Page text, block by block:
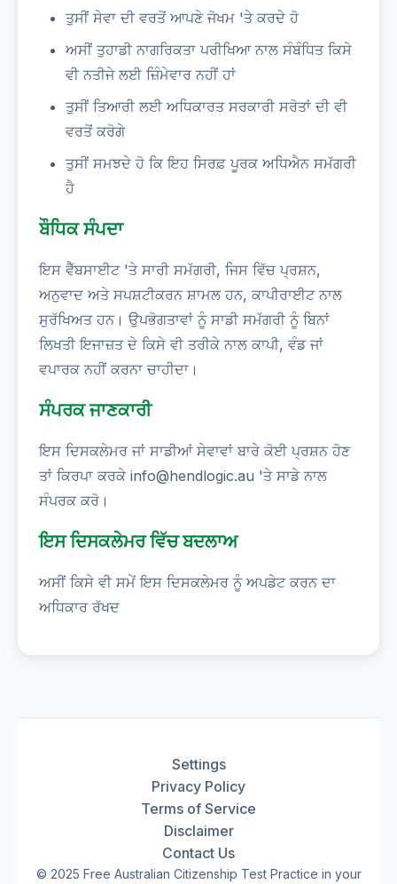
ਤੁਸੀਂ ਸੇਵਾ ਦੀ ਵਰਤੋਂ ਆਪਣੇ ਜੋਖਮ 'ਤੇ ਕਰਦੇ ਹੋ
ਅਸੀਂ ਤੁਹਾਡੀ ਨਾਗਰਿਕਤਾ ਪਰੀਖਿਆ ਨਾਲ ਸੰਬੰਧਿਤ ਕਿਸੇ
ਵੀ ਨਤੀਜੇ ਲਈ ਜ਼ਿੰਮੇਵਾਰ ਨਹੀਂ ਹਾਂ
ਤੁਸੀਂ ਤਿਆਰੀ ਲਈ ਅਧਿਕਾਰਤ ਸਰਕਾਰੀ ਸਰੋਤਾਂ ਦੀ ਵੀ
ਵਰਤੋਂ ਕਰੋਗੇ
ਤੁਸੀਂ ਸਮਝਦੇ ਹੋ ਕਿ ਇਹ ਸਿਰਫ਼ ਪੂਰਕ ਅਧਿਐਨ ਸਮੱਗਰੀ
ਹੈ
ਬੌਧਿਕ ਸੰਪਦਾ
ਇਸ ਵੈੱਬਸਾਈਟ 'ਤੇ ਸਾਰੀ ਸਮੱਗਰੀ, ਜਿਸ ਵਿੱਚ ਪ੍ਰਸ਼ਨ,
ਅਨੁਵਾਦ ਅਤੇ ਸਪਸ਼ਟੀਕਰਨ ਸ਼ਾਮਲ ਹਨ, ਕਾਪੀਰਾਈਟ ਨਾਲ
ਸੁਰੱਖਿਅਤ ਹਨ। ਉਪਭੋਗਤਾਵਾਂ ਨੂੰ ਸਾਡੀ ਸਮੱਗਰੀ ਨੂੰ ਬਿਨਾਂ
ਲਿਖਤੀ ਇਜਾਜ਼ਤ ਦੇ ਕਿਸੇ ਵੀ ਤਰੀਕੇ ਨਾਲ ਕਾਪੀ, ਵੰਡ ਜਾਂ
ਵਪਾਰਕ ਨਹੀਂ ਕਰਨਾ ਚਾਹੀਦਾ।
ਸੰਪਰਕ ਜਾਣਕਾਰੀ
ਇਸ ਦਿਸਕਲੇਮਰ ਜਾਂ ਸਾਡੀਆਂ ਸੇਵਾਵਾਂ ਬਾਰੇ ਕੋਈ ਪ੍ਰਸ਼ਨ ਹੋਣ
ਤਾਂ ਕਿਰਪਾ ਕਰਕੇ info@hendlogic.au 'ਤੇ ਸਾਡੇ ਨਾਲ
ਸੰਪਰਕ ਕਰੋ।
ਇਸ ਦਿਸਕਲੇਮਰ ਵਿੱਚ ਬਦਲਾਅ
ਅਸੀਂ ਕਿਸੇ ਵੀ ਸਮੇਂ ਇਸ ਦਿਸਕਲੇਮਰ ਨੂੰ ਅਪਡੇਟ ਕਰਨ ਦਾ
ਅਧਿਕਾਰ ਰੱਖਦ
Settings
Privacy Policy
Terms of Service
Disclaimer
Contact Us
© 2025 Free Australian Citizenship Test Practice in your